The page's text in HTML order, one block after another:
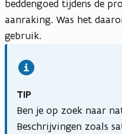
beddengoed tijdens de
aanraking. Was het
gebruik.
TIP
Ben je op zoek naar
Beschrijvingen zoals